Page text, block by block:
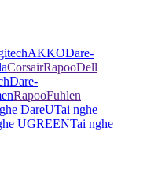
AKKODare-
CorsairRapooDell
Dare-
RapooFuhlen
DareUTai nghe
UGREENTai nghe